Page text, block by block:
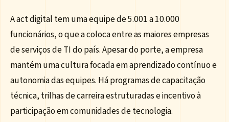
A act digital tem uma equipe de 5.001 a 10.000
funcionários, o que a coloca entre as maiores empresas
de serviços de TI do país. Apesar do porte, a empresa
mantém uma cultura focada em aprendizado contínuo e
autonomia das equipes. Há programas de capacitação
técnica, trilhas de carreira estruturadas e incentivo à
participação em comunidades de tecnologia.